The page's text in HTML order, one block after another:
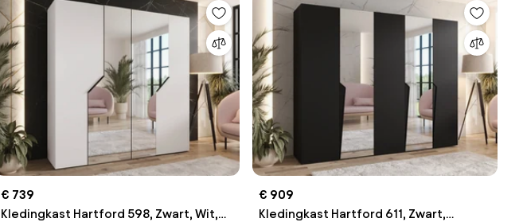
€ 739
Kledingkast Hartford 598, Zwart, Wit,
€ 909
Kledingkast Hartford 611, Zwart,